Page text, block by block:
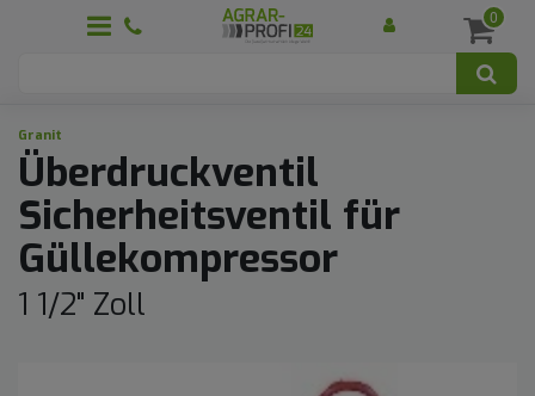
0
Granit
Überdruckventil
Sicherheitsventil für
Güllekompressor
1 1/2" Zoll